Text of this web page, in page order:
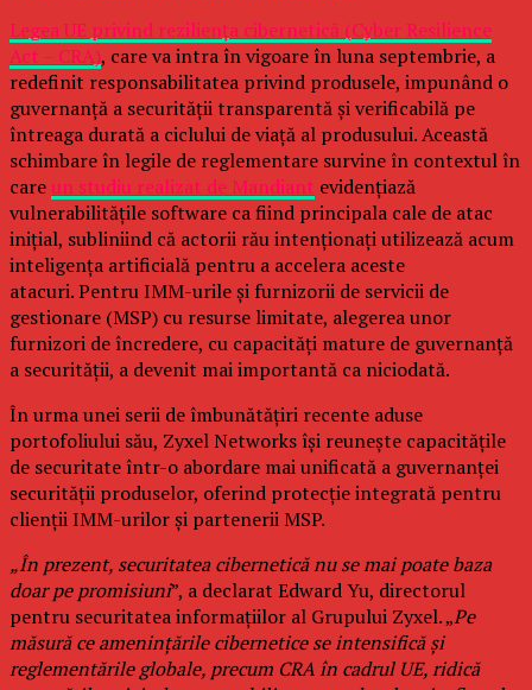
Legea UE privind reziliența cibernetică (Cyber Resilience
Act – CRA), care va intra în vigoare în luna septembrie, a
redefinit responsabilitatea privind produsele, impunând o
guvernanță a securității transparentă și verificabilă pe
întreaga durată a ciclului de viață al produsului. Această
schimbare în legile de reglementare survine în contextul în
careun studiu realizat de Mandiant evidențiază
vulnerabilitățile software ca fiind principala cale de atac
inițial, subliniind că actorii rău intenționați utilizează acum
inteligența artificială pentru a accelera aceste
atacuri. Pentru IMM-urile și furnizorii de servicii de
gestionare (MSP) cu resurse limitate, alegerea unor
furnizori de încredere, cu capacități mature de guvernanță
a securității, a devenit mai importantă ca niciodată.
În urma unei serii de îmbunătățiri recente aduse
portofoliului său, Zyxel Networks își reunește capacitățile
de securitate într-o abordare mai unificată a guvernanței
securității produselor, oferind protecție integrată pentru
clienții IMM-urilor și partenerii MSP.
„În prezent, securitatea cibernetică nu se mai poate baza
doar pe promisiuni”, a declarat Edward Yu, directorul
pentru securitatea informațiilor al Grupului Zyxel. „Pe
măsură ce amenințările cibernetice se intensifică și
reglementările globale, precum CRA în cadrul UE, ridică